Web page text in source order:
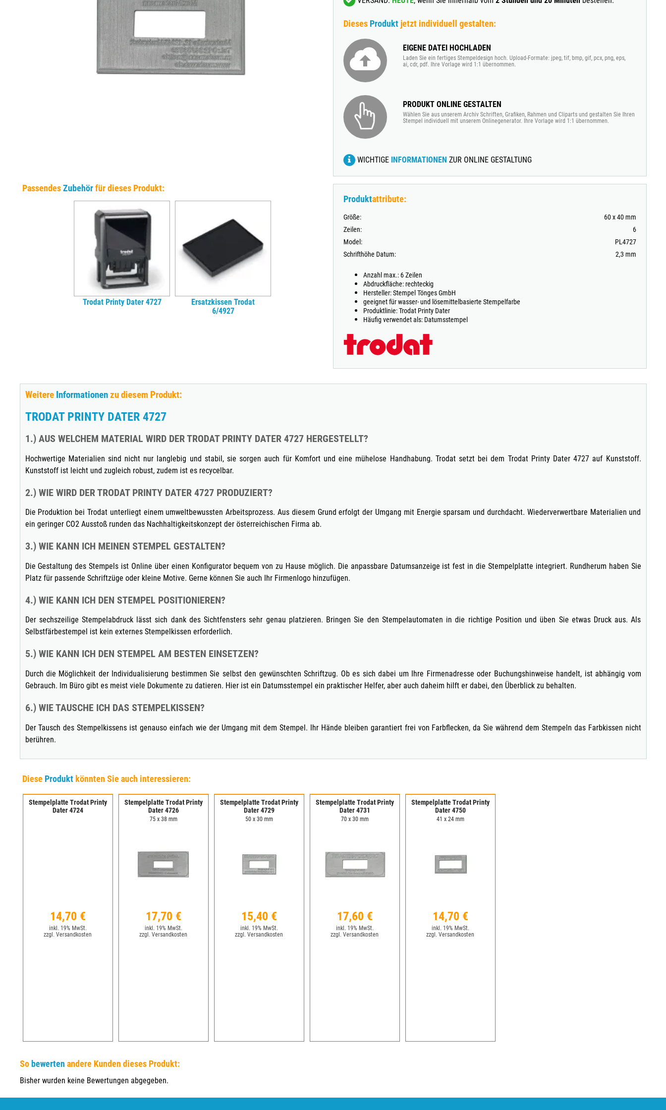
EINSÄTZE FÜR TRODAT PRÄGEZANGEN
DELRINPLATTEN FÜR PRÄGEZANGEN
TRODAT® CREATIVE MINI STEMPEL + KISSEN SET
PassendesZubehörfür dieses Produkt:
Trodat Printy Dater 4727
Ersatzkissen Trodat
6/4927
Dieses Produkt jetzt individuell gestalten:
EIGENE DATEI HOCHLADEN
Laden Sie ein fertiges Stempeldesign hoch. Upload-Formate: jpeg, tif, bmp, gif, pcx, png, eps,
ai, cdr, pdf. Ihre Vorlage wird 1:1 übernommen.
PRODUKT ONLINE GESTALTEN
Wählen Sie aus unserem Archiv Schriften, Grafiken, Rahmen und Cliparts und gestalten Sie Ihren
Stempel individuell mit unserem Onlinegenerator. Ihre Vorlage wird 1:1 übernommen.
WICHTIGE INFORMATIONEN ZUR ONLINE GESTALTUNG
Produktattribute:
Größe:
60 x 40 mm
Zeilen:
6
Model:
PL4727
Schrifthöhe Datum:
2,3 mm
Anzahl max.: 6 Zeilen
Abdruckfläche: rechteckig
Hersteller: Stempel Tönges GmbH
geeignet für wasser- und lösemittelbasierte Stempelfarbe
Produktlinie: Trodat Printy Dater
Häufig verwendet als: Datumsstempel
Weitere Informationenzu diesem Produkt:
TRODAT PRINTY DATER 4727
1.) AUS WELCHEM MATERIAL WIRD DER TRODAT PRINTY DATER 4727 HERGESTELLT?
Hochwertige Materialien sind nicht nur langlebig und stabil, sie sorgen auch für Komfort und eine mühelose Handhabung. Trodat setzt bei dem Trodat Printy Dater 4727 auf Kunststoff.
Kunststoff ist leicht und zugleich robust, zudem ist es recycelbar.
2.) WIE WIRD DER TRODAT PRINTY DATER 4727 PRODUZIERT?
Die Produktion bei Trodat unterliegt einem umweltbewussten Arbeitsprozess. Aus diesem Grund erfolgt der Umgang mit Energie sparsam und durchdacht. Wiederverwertbare Materialien und
ein geringer CO2 Ausstoß runden das Nachhaltigkeitskonzept der österreichischen Firma ab.
3.) WIE KANN ICH MEINEN STEMPEL GESTALTEN?
Die Gestaltung des Stempels ist Online über einen Konfigurator bequem von zu Hause möglich. Die anpassbare Datumsanzeige ist fest in die Stempelplatte integriert. Rundherum haben Sie
Platz für passende Schriftzüge oder kleine Motive. Gerne können Sie auch Ihr Firmenlogo hinzufügen.
4.) WIE KANN ICH DEN STEMPEL POSITIONIEREN?
Der sechszeilige Stempelabdruck lässt sich dank des Sichtfensters sehr genau platzieren. Bringen Sie den Stempelautomaten in die richtige Position und üben Sie etwas Druck aus. Als
Selbstfärbestempel ist kein externes Stempelkissen erforderlich.
5.) WIE KANN ICH DEN STEMPEL AM BESTEN EINSETZEN?
Durch die Möglichkeit der Individualisierung bestimmen Sie selbst den gewünschten Schriftzug. Ob es sich dabei um Ihre Firmenadresse oder Buchungshinweise handelt, ist abhängig vom
Gebrauch. Im Büro gibt es meist viele Dokumente zu datieren. Hier ist ein Datumsstempel ein praktischer Helfer, aber auch daheim hilft er dabei, den Überblick zu behalten.
6.) WIE TAUSCHE ICH DAS STEMPELKISSEN?
Der Tausch des Stempelkissens ist genauso einfach wie der Umgang mit dem Stempel. Ihr Hände bleiben garantiert frei von Farbflecken, da Sie während dem Stempeln das Farbkissen nicht
berühren.
Diese Produktkönnten Sie auch interessieren:
Stempelplatte Trodat Printy
Dater 4724
14,70 €
inkl. 19% MwSt.
zzgl. Versandkosten
Stempelplatte Trodat Printy
Dater 4726
75 x 38 mm
17,70 €
inkl. 19% MwSt.
zzgl. Versandkosten
Stempelplatte Trodat Printy
Dater 4729
50 x 30 mm
15,40 €
inkl. 19% MwSt.
zzgl. Versandkosten
Stempelplatte Trodat Printy
Dater 4731
70 x 30 mm
17,60 €
inkl. 19% MwSt.
zzgl. Versandkosten
Stempelplatte Trodat Printy
Dater 4750
41 x 24 mm
14,70 €
inkl. 19% MwSt.
zzgl. Versandkosten
So bewerten andere Kunden dieses Produkt:
Bisher wurden keine Bewertungen abgegeben.